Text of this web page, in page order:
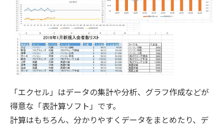
「エクセル」はデータの集計や分析、グラフ作成などが
得意な「表計算ソフト」です。
計算はもちろん、分かりやすくデータをまとめたり、デ